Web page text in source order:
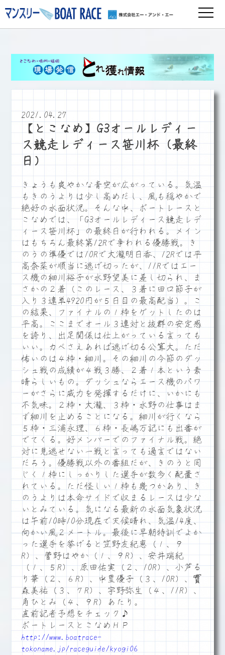
2021.04.27
【とこなめ】G3オールレディー
ス競走レディース笹川杯（最終
日）
きょうも爽やかな青空が広がっている。気温
もきのうよりは少し高めだし、風も穏やかで
絶好の水面状況。そんな中、ボートレースと
こなめでは、「G3オールレディース競走レデ
ィース笹川杯」の最終日が行われる。メイン
はもちろん最終第12Rで争われる優勝戦。き
のうの準優では10Rで大瀧明日香、12Rでは平
高奈菜が順当に逃げ切ったが、11Rではエー
ス機の細川裕子が水野望美に差し切られ、ま
さかの２着（このレース、３着に田口節子が
入り３連単4920円が５日目の最高配当）。こ
の結果、ファイナルの１枠をゲットしたのは
平高。ここまでオール３連対と抜群の安定感
を誇り、出足関係は仕上がっている言っても
いい。カベさえあれば逃げ切る公算大。ただ
怖いのは４枠・細川。その細川の今節のダッ
シュ戦の成績が４戦３勝、２着１本という素
晴らしいもの。ダッシュならエース機のパワ
ーがさらに威力を発揮するだけに、いかにも
不気味。２枠・大瀧、３枠・水野の仕事はま
ず細川を止めることになる。細川が行くなら
５枠・三浦永理、６枠・長嶋万記にも出番が
でてくる。好メンバーでのファイナル戦。絶
対に見逃せない一戦と言っても過言ではない
だろう。優勝戦以外の番組だが、きのうと同
じく１枠にしっかりした選手が数多く配置さ
れている。ただ怪しい１枠も幾つかあり、き
のうよりは本命サイドで収まるレースは少な
いとみている。気になる最新の水面気象状況
は午前10時10分現在で天候晴れ、気温14度、
向かい風２メートル。最後に早朝特訓でよか
った選手を挙げると笠野友紀恵（１、９
R）、菅野はやか（１、９R）、安井瑞紀
（１、５R）、原田佑実（２、10R）、小芦る
り華（２、６R）、中里優子（３、10R）、實
森美祐（３、７R）、宇野弥生（４、11R）、
角ひとみ（４、９R）あたり。
直前記者予想をチェック♪
ボートレースとこなめＨＰ
http://www.boatrace-
tokoname.jp/raceguide/kyogi06